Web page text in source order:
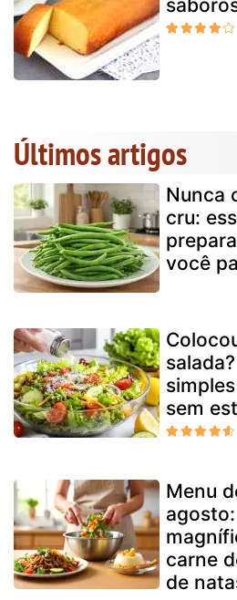
Últimos artigos
Nunca
cru:
você
sem
Menu
carne
de